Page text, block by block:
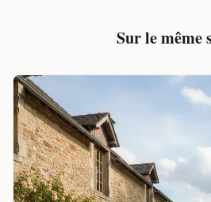
Sur le même